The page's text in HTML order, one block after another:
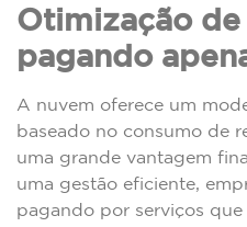
Otimização de
pagando
A nuvem oferece um
baseado no consumo de
uma grande vantagem
uma gestão eficiente,
pagando por serviços